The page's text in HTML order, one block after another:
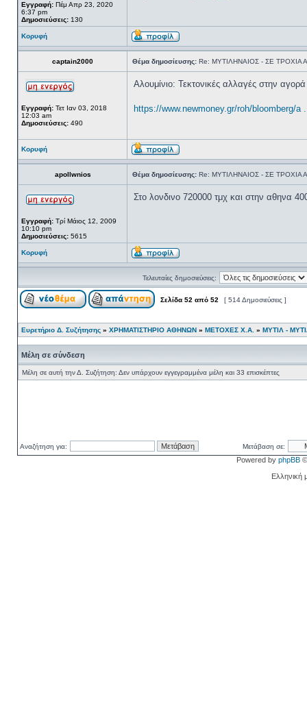
Εγγραφή: Πέμ Απρ 23, 2020
6:37 pm
Δημοσιεύσεις: 130
Κορυφή
captain2000 Θέμα δημοσίευσης: Re: ΜΥΤΙΛΗΝΑΙΟΣ - ΣΕ ΤΡΟΧΙΑ
Εγγραφή: Τετ Ιαν 03, 2018
12:03 am
Δημοσιεύσεις: 490
Αλουμίνιο: Τεκτονικές αλλαγές στην
https://www.newmoney.gr/roh/bloomberg/a
Κορυφή
apollwnios Θέμα δημοσίευσης: Re: ΜΥΤΙΛΗΝΑΙΟΣ - ΣΕ ΤΡΟΧΙΑ
Εγγραφή: Τρί Μάιος 12, 2009
10:10 pm
Δημοσιεύσεις: 5615
Στο λονδινο 720000 τμχ και στην αθηνα
Κορυφή
Τελευταίες δημοσιεύσεις:
Σελίδα 52 από 52 [ 514 Δημοσιεύσεις ]
Ευρετήριο Δ. Συζήτησης » ΧΡΗΜΑΤΙΣΤΗΡΙΟ ΑΘΗΝΩΝ » ΜΕΤΟΧΕΣ Χ.Α. » ΜΥΤΙΛ -
Μέλη σε σύνδεση
Μέλη σε αυτή την Δ. Συζήτηση: Δεν υπάρχουν εγγεγραμμένα μέλη και 33 επισκέπτες
Αναζήτηση για: Μετάβαση σε:
Powered by phpBB
Ελληνική